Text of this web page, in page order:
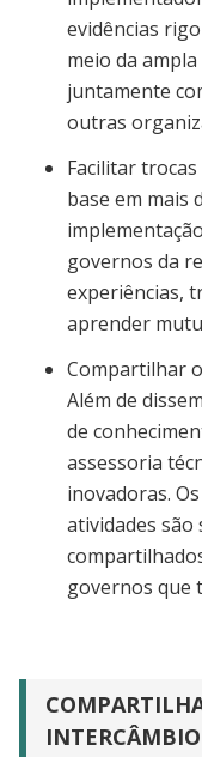
evidências
meio da
juntamente
outras
Facilitar
base em mais
governos da
experiências,
aprender
Compartilhar
Além de
de
assessoria
inovadoras.
atividades são
governos que